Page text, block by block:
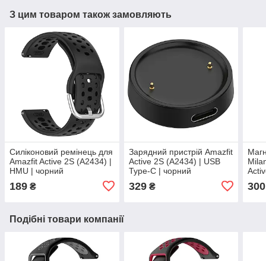
З цим товаром також замовляють
Силіконовий ремінець для
Amazfit Active 2S (A2434) |
HMU | чорний
189 ₴
Зарядний пристрій Amazfit
Active 2S (A2434) | USB
Type-C | чорний
329₴ 300
Подібні товари компанії